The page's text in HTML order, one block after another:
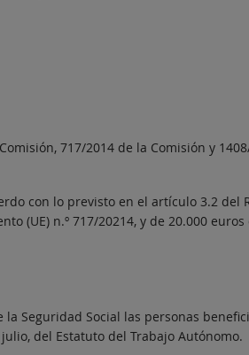
717/2014 de la Comisión y
con lo previsto en el artículo 3.2 del
(UE) n.º 717/20214, y de 20.000
Seguridad Social las personas
del Estatuto del Trabajo Autónomo.